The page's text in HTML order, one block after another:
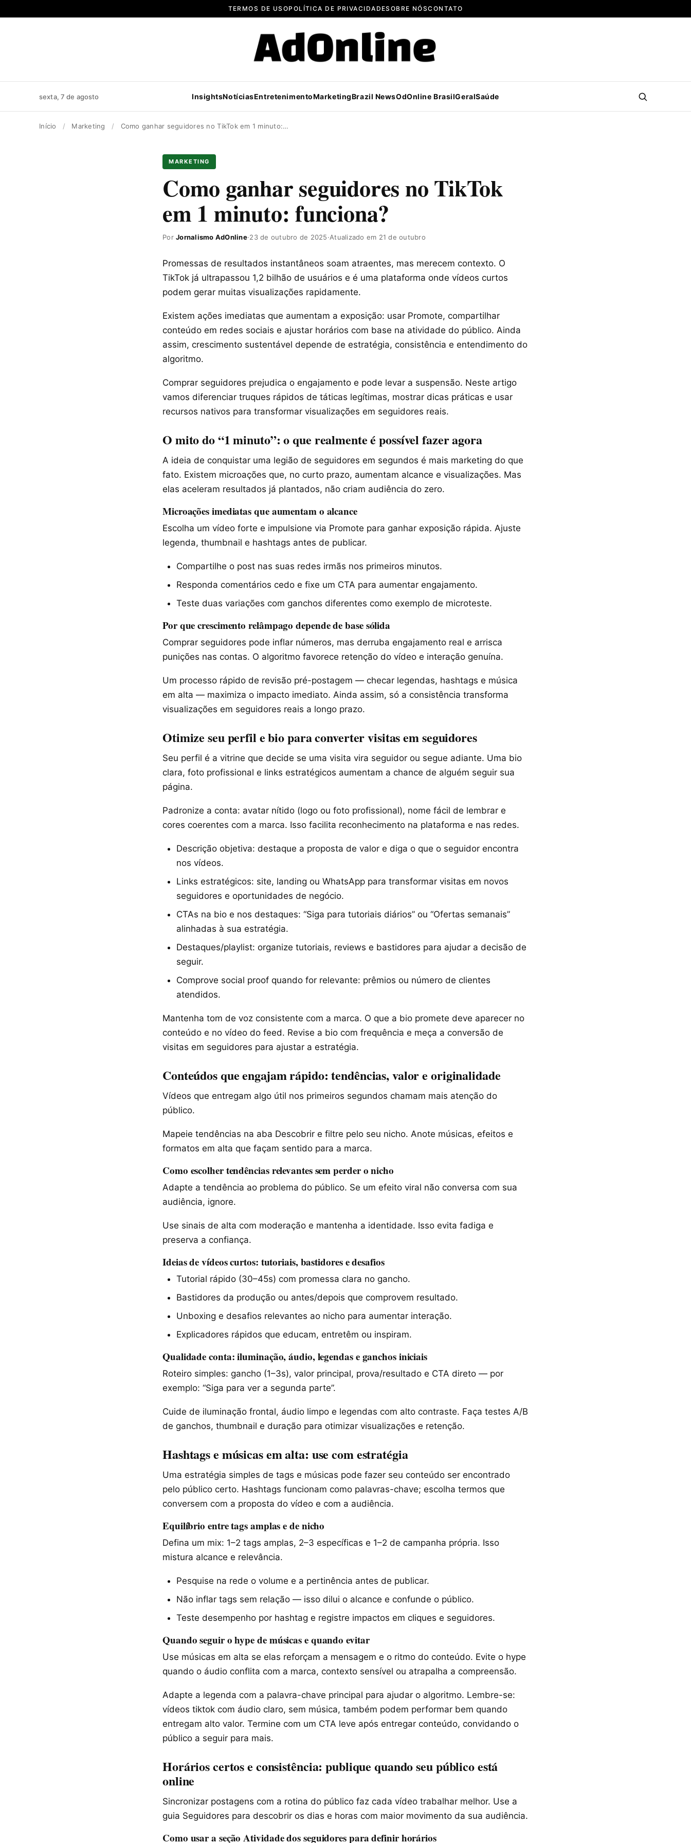
para
TERMOS DE USOPOLÍTICA DE PRIVACIDADESOBRE NÓSCONTATO
sexta, 7 de agosto InsightsNotíciasEntretenimentoMarketingBrazil NewsOdOnline BrasilGeralSaúde
Início / Marketing / Como ganhar seguidores no TikTok em 1 minuto:…
MARKETING
Como ganhar seguidores no TikTok
em 1 minuto: funciona?
PorJornalismo AdOnline·23 de outubro de 2025·Atualizado em 21 de outubro
Promessas de resultados instantâneos soam atraentes, mas merecem contexto. O
TikTok já ultrapassou 1,2 bilhão de usuários e é uma plataforma onde vídeos curtos
podem gerar muitas visualizações rapidamente.
Existem ações imediatas que aumentam a exposição: usar Promote, compartilhar
conteúdo em redes sociais e ajustar horários com base na atividade do público. Ainda
assim, crescimento sustentável depende de estratégia, consistência e entendimento do
algoritmo.
Comprar seguidores prejudica o engajamento e pode levar a suspensão. Neste artigo
vamos diferenciar truques rápidos de táticas legítimas, mostrar dicas práticas e usar
recursos nativos para transformar visualizações em seguidores reais.
O mito do “1 minuto”: o que realmente é possível fazer agora
A ideia de conquistar uma legião de seguidores em segundos é mais marketing do que
fato. Existem microações que, no curto prazo, aumentam alcance e visualizações. Mas
elas aceleram resultados já plantados, não criam audiência do zero.
Microações imediatas que aumentam o alcance
Escolha um vídeo forte e impulsione via Promote para ganhar exposição rápida. Ajuste
legenda, thumbnail e hashtags antes de publicar.
Compartilhe o post nas suas redes irmãs nos primeiros minutos.
Responda comentários cedo e fixe um CTA para aumentar engajamento.
Teste duas variações com ganchos diferentes como exemplo de microteste.
Por que crescimento relâmpago depende de base sólida
Comprar seguidores pode inflar números, mas derruba engajamento real e arrisca
punições nas contas. O algoritmo favorece retenção do vídeo e interação genuína.
Um processo rápido de revisão pré-postagem — checar legendas, hashtags e música
em alta — maximiza o impacto imediato. Ainda assim, só a consistência transforma
visualizações em seguidores reais a longo prazo.
Otimize seu perfil e bio para converter visitas em seguidores
Seu perfil é a vitrine que decide se uma visita vira seguidor ou segue adiante. Uma bio
clara, foto profissional e links estratégicos aumentam a chance de alguém seguir sua
página.
Padronize a conta: avatar nítido (logo ou foto profissional), nome fácil de lembrar e
cores coerentes com a marca. Isso facilita reconhecimento na plataforma e nas redes.
Descrição objetiva: destaque a proposta de valor e diga o que o seguidor encontra
nos vídeos.
Links estratégicos: site, landing ou WhatsApp para transformar visitas em novos
seguidores e oportunidades de negócio.
CTAs na bio e nos destaques: “Siga para tutoriais diários” ou “Ofertas semanais”
alinhadas à sua estratégia.
Destaques/playlist: organize tutoriais, reviews e bastidores para ajudar a decisão de
seguir.
Comprove social proof quando for relevante: prêmios ou número de clientes
atendidos.
Mantenha tom de voz consistente com a marca. O que a bio promete deve aparecer no
conteúdo e no vídeo do feed. Revise a bio com frequência e meça a conversão de
visitas em seguidores para ajustar a estratégia.
Conteúdos que engajam rápido: tendências, valor e originalidade
Vídeos que entregam algo útil nos primeiros segundos chamam mais atenção do
público.
Mapeie tendências na aba Descobrir e filtre pelo seu nicho. Anote músicas, efeitos e
formatos em alta que façam sentido para a marca.
Como escolher tendências relevantes sem perder o nicho
Adapte a tendência ao problema do público. Se um efeito viral não conversa com sua
audiência, ignore.
Use sinais de alta com moderação e mantenha a identidade. Isso evita fadiga e
preserva a confiança.
Ideias de vídeos curtos: tutoriais, bastidores e desafios
Tutorial rápido (30–45s) com promessa clara no gancho.
Bastidores da produção ou antes/depois que comprovem resultado.
Unboxing e desafios relevantes ao nicho para aumentar interação.
Explicadores rápidos que educam, entretêm ou inspiram.
Qualidade conta: iluminação, áudio, legendas e ganchos iniciais
Roteiro simples: gancho (1–3s), valor principal, prova/resultado e CTA direto — por
exemplo: “Siga para ver a segunda parte”.
Cuide de iluminação frontal, áudio limpo e legendas com alto contraste. Faça testes A/B
de ganchos, thumbnail e duração para otimizar visualizações e retenção.
Hashtags e músicas em alta: use com estratégia
Uma estratégia simples de tags e músicas pode fazer seu conteúdo ser encontrado
pelo público certo. Hashtags funcionam como palavras-chave; escolha termos que
conversem com a proposta do vídeo e com a audiência.
Equilíbrio entre tags amplas e de nicho
Defina um mix: 1–2 tags amplas, 2–3 específicas e 1–2 de campanha própria. Isso
mistura alcance e relevância.
Pesquise na rede o volume e a pertinência antes de publicar.
Não inflar tags sem relação — isso dilui o alcance e confunde o público.
Teste desempenho por hashtag e registre impactos em cliques e seguidores.
Quando seguir o hype de músicas e quando evitar
Use músicas em alta se elas reforçam a mensagem e o ritmo do conteúdo. Evite o hype
quando o áudio conflita com a marca, contexto sensível ou atrapalha a compreensão.
Adapte a legenda com a palavra-chave principal para ajudar o algoritmo. Lembre-se:
vídeos tiktok com áudio claro, sem música, também podem performar bem quando
entregam alto valor. Termine com um CTA leve após entregar conteúdo, convidando o
público a seguir para mais.
Horários certos e consistência: publique quando seu público está
online
Sincronizar postagens com a rotina do público faz cada vídeo trabalhar melhor. Use a
guia Seguidores para descobrir os dias e horas com maior movimento da sua audiência.
Como usar a seção Atividade dos seguidores para definir horários